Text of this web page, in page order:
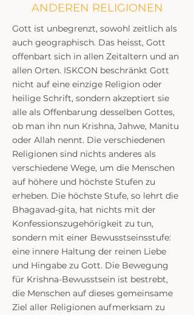
ANDEREN RELIGIONEN
Gott ist unbegrenzt, sowohl zeitlich als
auch geographisch. Das heisst, Gott
offenbart sich in allen Zeitaltern und an
allen Orten. ISKCON beschränkt Gott
nicht auf eine einzige Religion oder
heilige Schrift, sondern akzeptiert sie
alle als Offenbarung desselben Gottes,
ob man ihn nun Krishna, Jahwe, Manitu
oder Allah nennt. Die verschiedenen
Religionen sind nichts anderes als
verschiedene Wege, um die Menschen
auf höhere und höchste Stufen zu
erheben. Die höchste Stufe, so lehrt die
Bhagavad-gita, hat nichts mit der
Konfessionszugehörigkeit zu tun,
sondern mit einer Bewusstseinsstufe:
eine innere Haltung der reinen Liebe
und Hingabe zu Gott. Die Bewegung
für Krishna-Bewusstsein ist bestrebt,
die Menschen auf dieses gemeinsame
Ziel aller Religionen aufmerksam zu